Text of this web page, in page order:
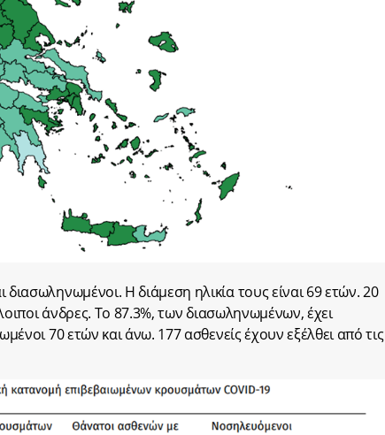
Η διάμεση ηλικία τους είναι 69 ετών. 20
άνδρες. To 87.3%, των διασωληνωμένων, έχει
70 ετών και άνω. 177 ασθενείς έχουν εξέλθει από τις